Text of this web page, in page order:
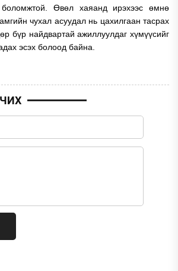
Өвөл хаяанд ирэхээс өмнө
чухал асуудал нь цахилгаан тасрах
бүр найдвартай ажиллуулдаг хүмүүсийг
эсэх болоод байна.